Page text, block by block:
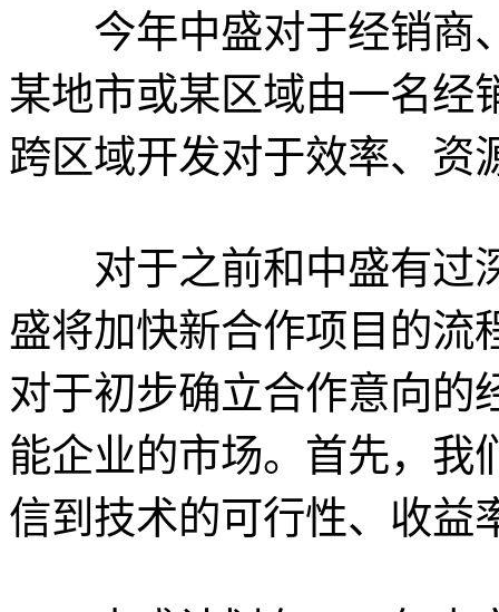
今年中盛对于经销商
某地市或某区域由一名经
跨区域开发对于效率、资
对于之前和中盛有过
盛将加快新合作项目的流
对于初步确立合作意向的
能企业的市场。首先，我
信到技术的可行性、收益